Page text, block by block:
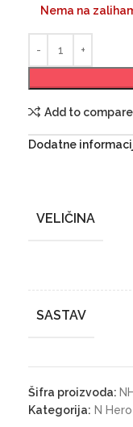
Nema na
Add to compare
Dodatne
VELIČINA
SASTAV
Šifra proizvoda:
Kategorija: N Hero